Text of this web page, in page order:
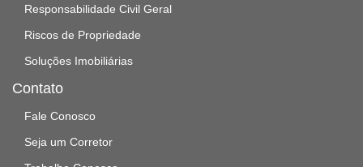
Responsabilidade Civil Geral
Riscos de Propriedade
Soluções Imobiliárias
Contato
Fale Conosco
Seja um Corretor